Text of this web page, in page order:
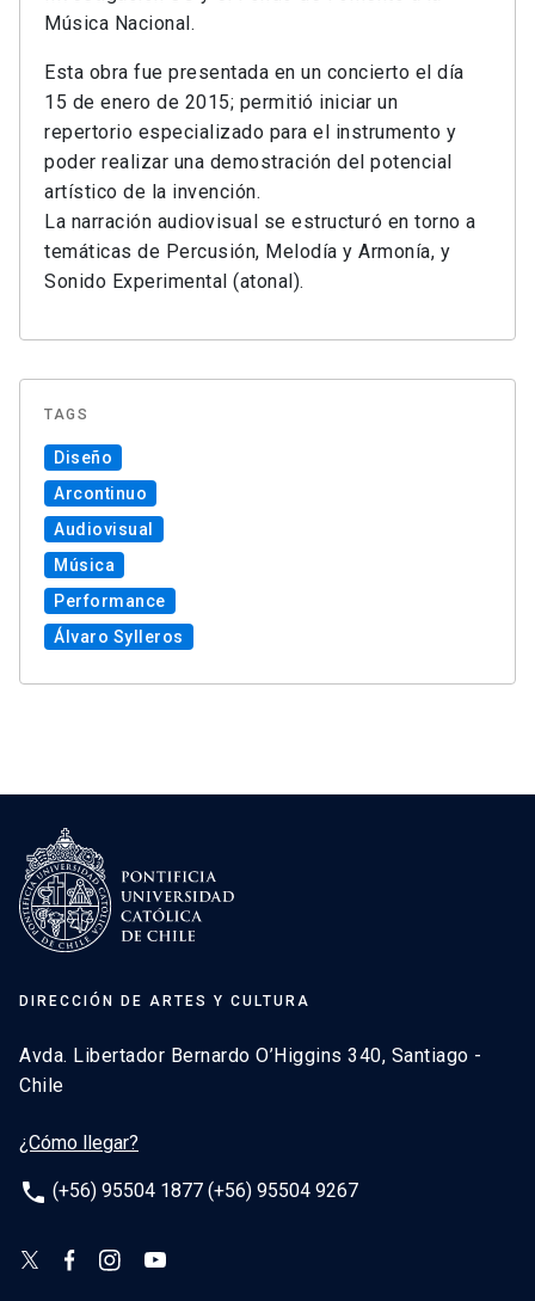
Música Nacional.
Esta obra fue presentada en un concierto el día
15 de enero de 2015; permitió iniciar un
repertorio especializado para el instrumento y
poder realizar una demostración del potencial
artístico de la invención.
La narración audiovisual se estructuró en torno a
temáticas de Percusión, Melodía y Armonía, y
Sonido Experimental (atonal).
TAGS
Diseño
Arcontinuo
Audiovisual
Música
Performance
Álvaro Sylleros
DIRECCIÓN DE ARTES Y CULTURA
Avda. Libertador Bernardo O’Higgins 340, Santiago -
Chile
¿Cómo llegar?
phone (+56) 95504 1877 (+56) 95504 9267